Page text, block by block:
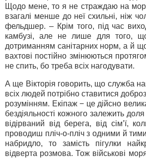
Щодо мене, то я не страждаю на
взагалі менше до неї схильні, ніж
фельдшер. – Крім того, під час
камбузі, але не лише для того,
дотриманням санітарних норм, а й
вахтові постійно змінюються
не спить, бо треба всіх нагодувати.
А ще Вікторія говорить, що служба
всіх людей потрібно ставитися
розумінням. Екіпаж − це дійсно
бездіяльності кожного залежить
відірваний від берега, від сім’ї,
проводиш пліч-о-пліч з одними й
набридло, то замість пігулки
відверта розмова. Тож військові